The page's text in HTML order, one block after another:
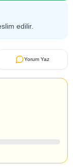
edilir.
Yorum Yaz